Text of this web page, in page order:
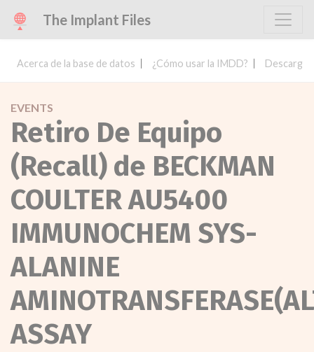
The Implant Files
Acerca de la base de datos ¿Cómo usar la IMDD? Descargar
EVENTS
Retiro De Equipo
(Recall) de BECKMAN
COULTER AU5400
IMMUNOCHEM SYS-
ALANINE
ASSAY